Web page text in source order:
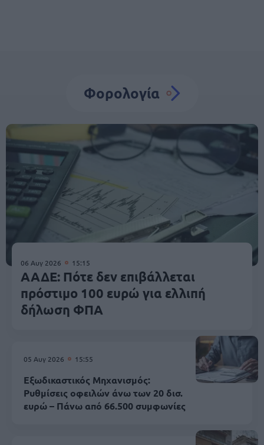
Φορολογία
06 Αυγ 2026 15:15
ΑΑΔΕ: Πότε δεν επιβάλλεται
πρόστιμο 100 ευρώ για ελλιπή
δήλωση ΦΠΑ
05 Αυγ 2026 15:55
Εξωδικαστικός Μηχανισμός:
Ρυθμίσεις οφειλών άνω των 20 δισ.
ευρώ – Πάνω από 66.500 συμφωνίες